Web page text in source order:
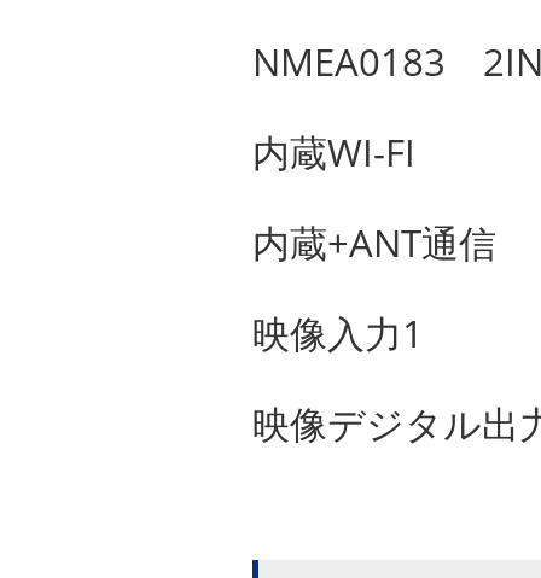
NMEA0183
内蔵WI-FI
内蔵+ANT通信
映像入力1
映像デジタル